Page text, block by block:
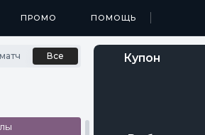
МЕДИА ПРИЛОЖЕНИЯ
ПРОМО ПОМОЩЬ
Все Купон